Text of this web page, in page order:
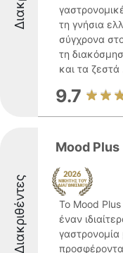
τη γνήσια
σύγχρονα
τη
και τα ζεστά
9.7
Διακριθέντες
Mood Plus
Το Mood
έναν